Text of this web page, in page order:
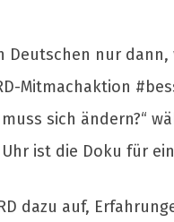
nur
Mitmachaktion
sich ändern?“
ist die Doku für
dazu auf,